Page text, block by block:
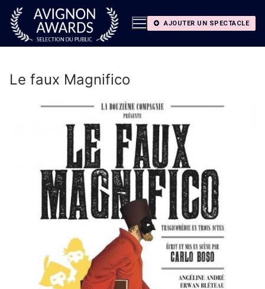
Aller
contenu
AJOUTER UN SPECTACLE
Le faux Magnifico